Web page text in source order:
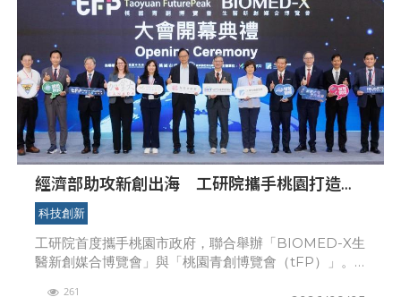
經濟部助攻新創出海 工研院攜手桃園打造跨
域創新平台 匯聚逾200家新創、40家產業夥
伴共拓全球商機
科技創新
工研院首度攜手桃園市政府，聯合舉辦「BIOMED-X生
醫新創媒合博覽會」與「桃園青創博覽會（tFP）」。
261